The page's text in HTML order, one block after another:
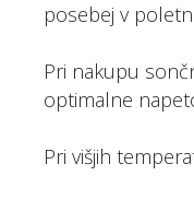
posebej v
Pri nakupu
optimalne
Pri višjih